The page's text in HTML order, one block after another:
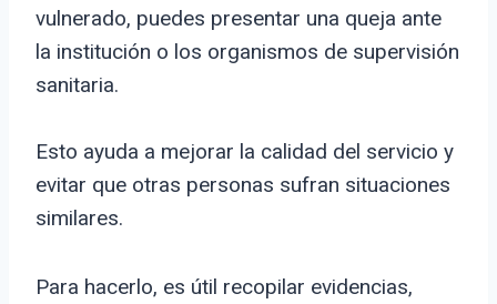
vulnerado, puedes presentar una queja ante
la institución o los organismos de supervisión
sanitaria.
Esto ayuda a mejorar la calidad del servicio y
evitar que otras personas sufran situaciones
similares.
Para hacerlo, es útil recopilar evidencias,